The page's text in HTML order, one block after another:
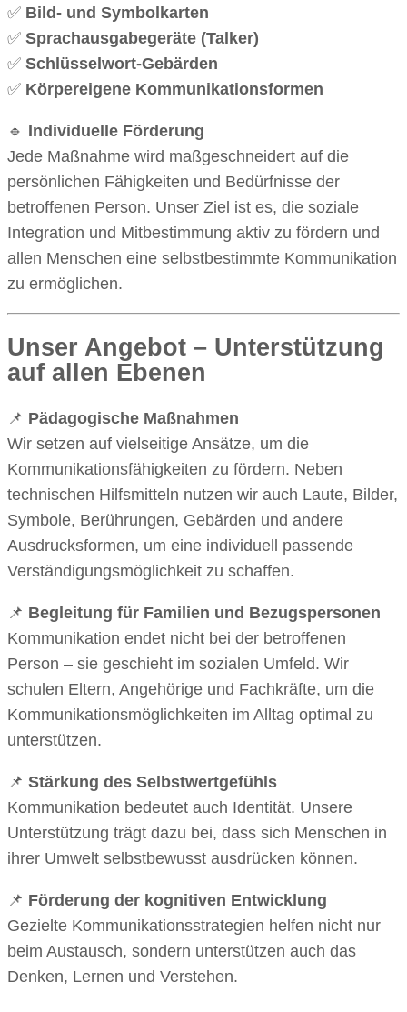
✅ Bild- und Symbolkarten
✅ Sprachausgabegeräte (Talker)
✅ Schlüsselwort-Gebärden
✅ Körpereigene Kommunikationsformen
🔹 Individuelle Förderung
Jede Maßnahme wird maßgeschneidert auf die
persönlichen Fähigkeiten und Bedürfnisse der
betroffenen Person. Unser Ziel ist es, die soziale
Integration und Mitbestimmung aktiv zu fördern und
allen Menschen eine selbstbestimmte Kommunikation
zu ermöglichen.
Unser Angebot – Unterstützung
auf allen Ebenen
📌 Pädagogische Maßnahmen
Wir setzen auf vielseitige Ansätze, um die
Kommunikationsfähigkeiten zu fördern. Neben
technischen Hilfsmitteln nutzen wir auch Laute, Bilder,
Symbole, Berührungen, Gebärden und andere
Ausdrucksformen, um eine individuell passende
Verständigungsmöglichkeit zu schaffen.
📌 Begleitung für Familien und Bezugspersonen
Kommunikation endet nicht bei der betroffenen
Person – sie geschieht im sozialen Umfeld. Wir
schulen Eltern, Angehörige und Fachkräfte, um die
Kommunikationsmöglichkeiten im Alltag optimal zu
unterstützen.
📌 Stärkung des Selbstwertgefühls
Kommunikation bedeutet auch Identität. Unsere
Unterstützung trägt dazu bei, dass sich Menschen in
ihrer Umwelt selbstbewusst ausdrücken können.
📌 Förderung der kognitiven Entwicklung
Gezielte Kommunikationsstrategien helfen nicht nur
beim Austausch, sondern unterstützen auch das
Denken, Lernen und Verstehen.